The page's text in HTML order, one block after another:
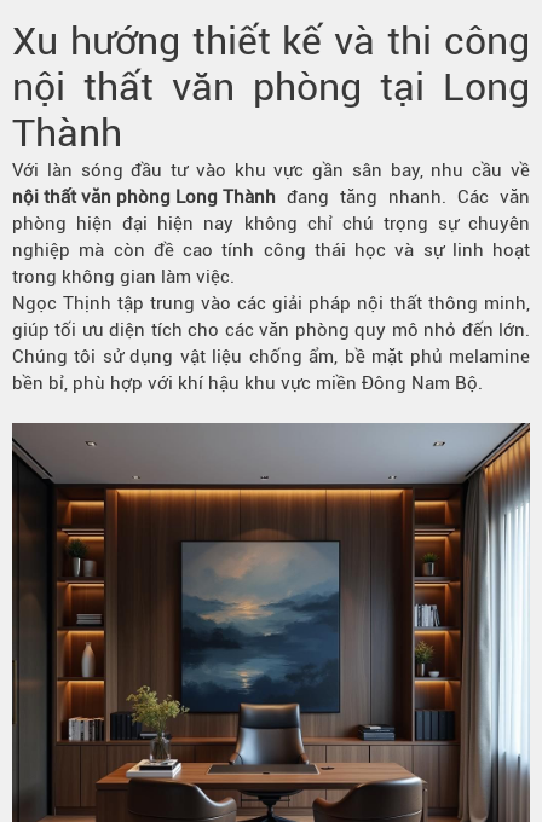
Xu hướng thiết kế và thi công
nội thất văn phòng tại Long
Thành
Với làn sóng đầu tư vào khu vực gần sân bay, nhu cầu về
nội thất văn phòng Long Thành đang tăng nhanh. Các văn
phòng hiện đại hiện nay không chỉ chú trọng sự chuyên
nghiệp mà còn đề cao tính công thái học và sự linh hoạt
trong không gian làm việc.
Ngọc Thịnh tập trung vào các giải pháp nội thất thông minh,
giúp tối ưu diện tích cho các văn phòng quy mô nhỏ đến lớn.
Chúng tôi sử dụng vật liệu chống ẩm, bề mặt phủ melamine
bền bỉ, phù hợp với khí hậu khu vực miền Đông Nam Bộ.